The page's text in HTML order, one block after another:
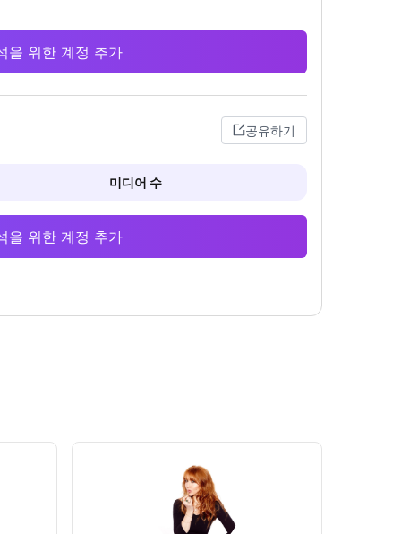
을 위한 계정 추가
공유하기
미디어 수
을 위한 계정 추가